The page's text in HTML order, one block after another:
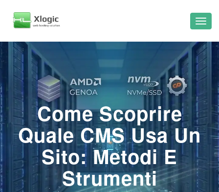
Come Scoprire
Quale CMS Usa Un
Sito: Metodi E
Strumenti